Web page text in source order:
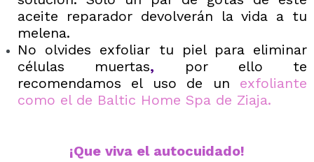
aceite reparador devolverán la vida a tu
melena.
No olvides exfoliar tu piel para eliminar
células muertas, por ello te
recomendamos el uso de un
exfoliante
como el de Baltic Home Spa de Ziaja.
¡Que viva el autocuidado!